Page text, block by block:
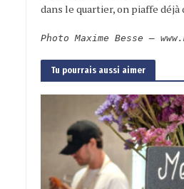
dans le quartier, on piaffe
Photo Maxime Besse –
Tu pourrais aussi aimer